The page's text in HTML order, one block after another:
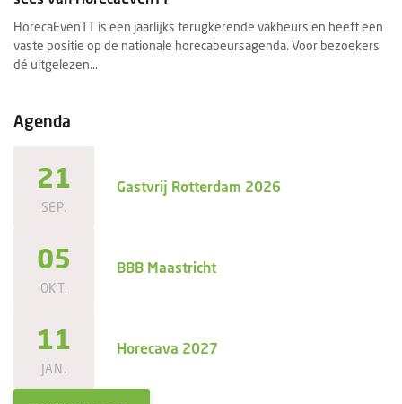
HorecaEvenTT is een jaarlijks terugkerende vakbeurs en heeft een
vaste positie op de nationale horecabeursagenda. Voor bezoekers
dé uitgelezen...
Agenda
21
SEP.
Gastvrij Rotterdam 2026
05
OKT.
BBB Maastricht
11
JAN.
Horecava 2027